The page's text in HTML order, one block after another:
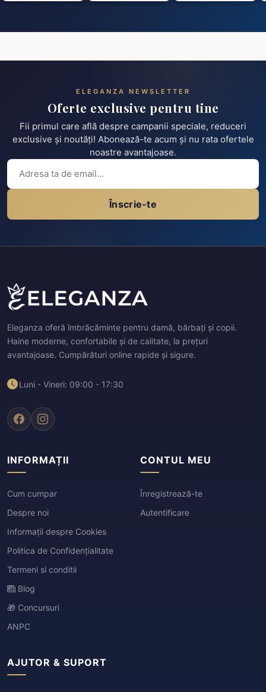
ELEGANZA NEWSLETTER
Oferte exclusive pentru tine
Fii primul care află despre campanii speciale, reduceri
exclusive și noutăți! Abonează-te acum și nu rata ofertele
noastre avantajoase.
Înscrie-te
Eleganza oferă îmbrăcăminte pentru damă, bărbați și copii.
Haine moderne, confortabile și de calitate, la prețuri
avantajoase. Cumpărături online rapide și sigure.
Luni - Vineri: 09:00 - 17:30
INFORMAȚII
Cum cumpar
Despre noi
Informații despre Cookies
Politica de Confidențialitate
Termeni si conditii
Blog
🎁 Concursuri
ANPC
CONTUL MEU
Înregistrează-te
Autentificare
AJUTOR & SUPORT